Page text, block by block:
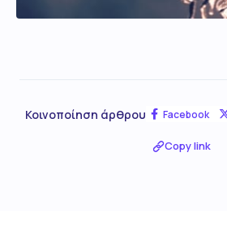
Κοινοποίηση άρθρου Facebook
Copy link